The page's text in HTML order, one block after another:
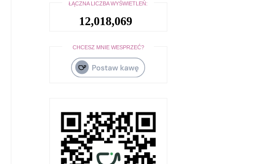
ŁĄCZNA LICZBA WYŚWIETLEŃ:
12,018,069
CHCESZ MNIE WESPRZEĆ?